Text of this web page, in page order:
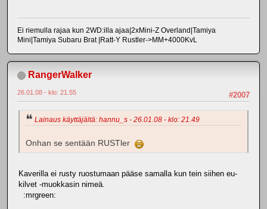
Ei riemulla rajaa kun 2WD:illa ajaa|2xMini-Z Overland|Tamiya
Mini|Tamiya Subaru Brat |Ratt-Y Rustler->MM+4000KvL
RangerWalker
#2007
26.01.08 - klo: 21.55
Lainaus käyttäjältä: hannu_s - 26.01.08 - klo: 21.49
Onhan se sentään RUSTler
Kaverilla ei rusty ruostumaan pääse samalla kun tein siihen eu-
kilvet -muokkasin nimeä.
:mrgreen: